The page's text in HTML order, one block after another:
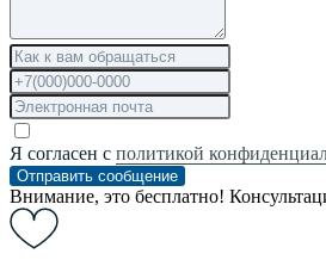
Я согласен с политикой
Отправить сообщение
Внимание, это бесплатно!